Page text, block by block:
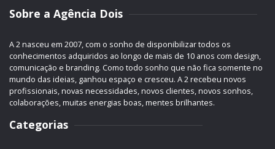
Sobre a Agência Dois
A 2 nasceu em 2007, com o sonho de disponibilizar todos os
conhecimentos adquiridos ao longo de mais de 10 anos com design,
comunicação e branding. Como todo sonho que não fica somente no
mundo das ideias, ganhou espaço e cresceu. A 2 recebeu novos
profissionais, novas necessidades, novos clientes, novos sonhos,
colaborações, muitas energias boas, mentes brilhantes.
Categorias